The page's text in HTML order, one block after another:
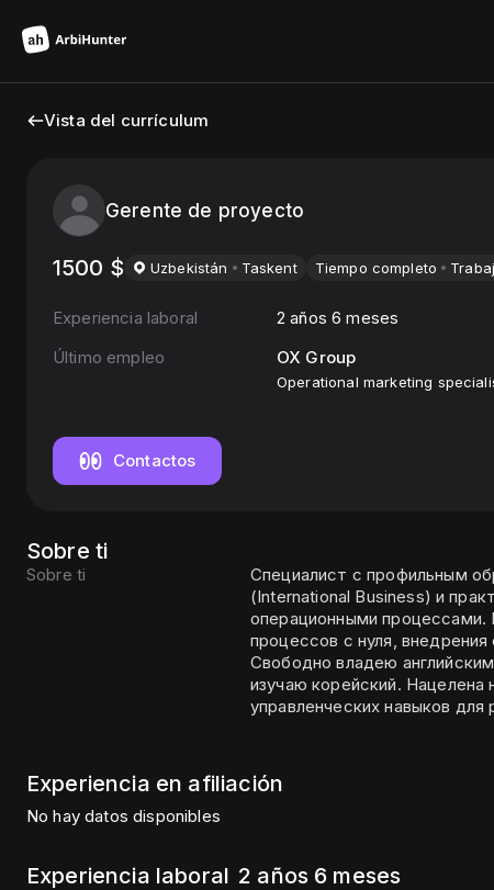
Vista del currículum
Gerente de proyecto
1500 $ Uzbekistán Taskent Tiempo completo
Experiencia laboral
2 años 6 meses
Último empleo
OX Group
Operational marketing
Contactos
Sobre ti
Sobre ti
Специалист с профильным
(International Business) и
операционными
процессов с нуля,
Свободно владею
изучаю корейский. Нацелена
управленческих навыков для
Experiencia en afiliación
No hay datos disponibles
Experiencia laboral 2 años 6 meses